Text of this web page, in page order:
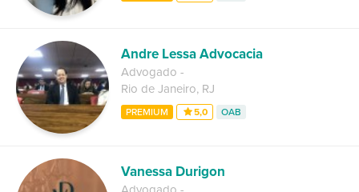
Andre Lessa Advocacia
Advogado -
Rio de Janeiro, RJ
PREMIUM 5,0 OAB
Vanessa Durigon